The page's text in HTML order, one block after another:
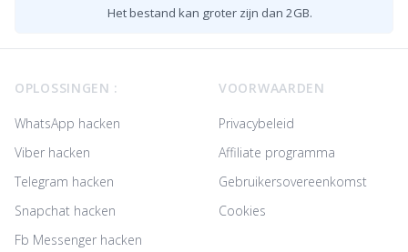
Het bestand kan groter zijn dan 2GB.
OPLOSSINGEN :
WhatsApp hacken
Viber hacken
Telegram hacken
Snapchat hacken
Fb Messenger hacken
VOORWAARDEN
Privacybeleid
Affiliate programma
Gebruikersovereenkomst
Cookies